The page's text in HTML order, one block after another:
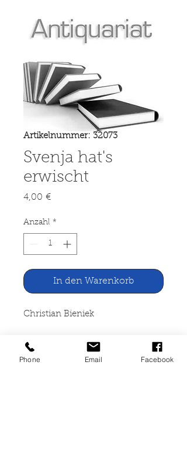
Artikelnummer: 32073
Svenja hat's
erwischt
4,00 €Preis
Anzahl *
In den Warenkorb
Christian Bieniek
Svenja hat's erwischt
Phone Email Facebook